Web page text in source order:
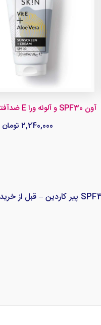
ضدآفتاب ویتامین E و آلوئه ورا SPF30 آون
2,240,000 تومان